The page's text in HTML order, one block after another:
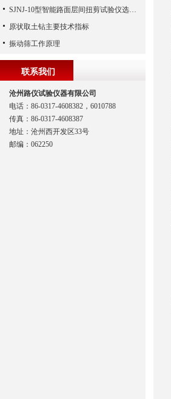
SJNJ-10型智能路面层间扭剪试验仪选购说明
原状取土钻主要技术指标
振动筛工作原理
联系我们
沧州路仪试验仪器有限公司
电话：86-0317-4608382，6010788
传真：86-0317-4608387
地址：沧州西开发区33号
邮编：062250